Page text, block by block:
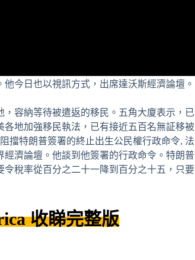
今日也以視訊方式，出席達沃斯經濟論壇。
容納等待被遣返的移民。五角大廈表示，已
地加強移民執法，已有接近五百名無証移被
擋特朗普簽署的終止出生公民權行政命令, 法
濟論壇。他談到他簽署的行政命令。特朗普
稅率從百分之二十一降到百分之十五，只要
收睇完整版